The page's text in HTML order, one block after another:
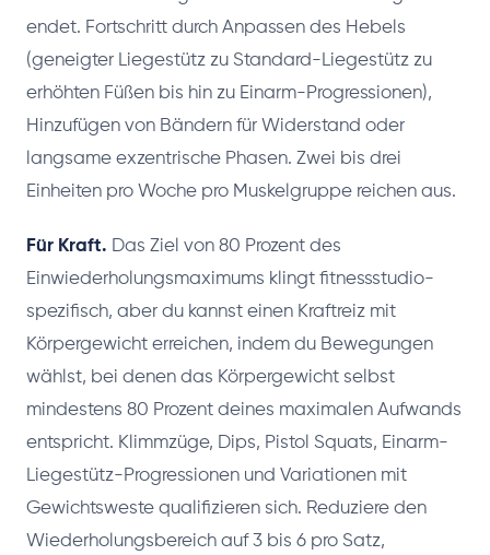
endet. Fortschritt durch Anpassen des Hebels
(geneigter Liegestütz zu Standard-Liegestütz zu
erhöhten Füßen bis hin zu Einarm-Progressionen),
Hinzufügen von Bändern für Widerstand oder
langsame exzentrische Phasen. Zwei bis drei
Einheiten pro Woche pro Muskelgruppe reichen aus.
Für Kraft. Das Ziel von 80 Prozent des
Einwiederholungsmaximums klingt fitnessstudio-
spezifisch, aber du kannst einen Kraftreiz mit
Körpergewicht erreichen, indem du Bewegungen
wählst, bei denen das Körpergewicht selbst
mindestens 80 Prozent deines maximalen Aufwands
entspricht. Klimmzüge, Dips, Pistol Squats, Einarm-
Liegestütz-Progressionen und Variationen mit
Gewichtsweste qualifizieren sich. Reduziere den
Wiederholungsbereich auf 3 bis 6 pro Satz,